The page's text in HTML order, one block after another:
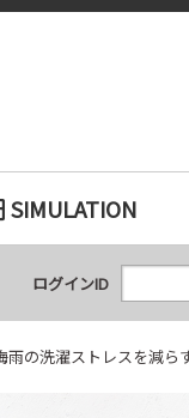
濯ストレスを減らすリ
SIMULATION
ログインID
雨の洗濯ストレスを減ら